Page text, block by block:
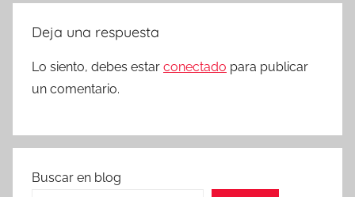
Deja una respuesta
Lo siento, debes estar conectado para publicar
un comentario.
Buscar en blog